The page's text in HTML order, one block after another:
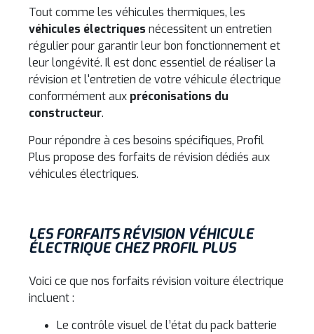
Tout comme les véhicules thermiques, les
véhicules électriques nécessitent un entretien
régulier pour garantir leur bon fonctionnement et
leur longévité. Il est donc essentiel de réaliser la
révision et l'entretien de votre véhicule électrique
conformément aux préconisations du
constructeur.
Pour répondre à ces besoins spécifiques, Profil
Plus propose des forfaits de révision dédiés aux
véhicules électriques.
LES FORFAITS RÉVISION VÉHICULE
ÉLECTRIQUE CHEZ PROFIL PLUS
Voici ce que nos forfaits révision voiture électrique
incluent :
Le contrôle visuel de l’état du pack batterie